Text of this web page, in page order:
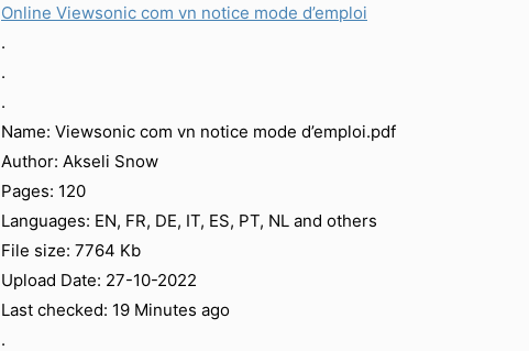
Online Viewsonic com vn notice mode d’emploi
.
.
.
Name: Viewsonic com vn notice mode d’emploi.pdf
Author: Akseli Snow
Pages: 120
Languages: EN, FR, DE, IT, ES, PT, NL and others
File size: 7764 Kb
Upload Date: 27-10-2022
Last checked: 19 Minutes ago
.